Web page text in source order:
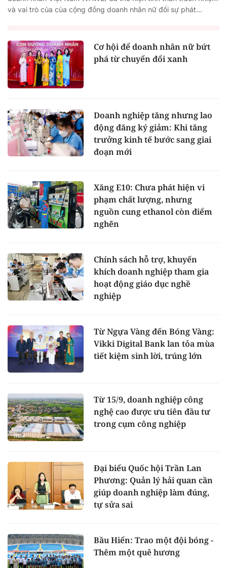
và vai trò của của cộng đồng doanh nhân nữ đối sự phát...
Cơ hội để doanh nhân nữ bứt
phá từ chuyển đổi xanh
Doanh nghiệp tăng nhưng lao
động đăng ký giảm: Khi tăng
trưởng kinh tế bước sang giai
đoạn mới
Xăng E10: Chưa phát hiện vi
phạm chất lượng, nhưng
nguồn cung ethanol còn điểm
nghẽn
Chính sách hỗ trợ, khuyến
khích doanh nghiệp tham gia
hoạt động giáo dục nghề
nghiệp
Từ Ngựa Vàng đến Bóng Vàng:
Vikki Digital Bank lan tỏa mùa
tiết kiệm sinh lời, trúng lớn
Từ 15/9, doanh nghiệp công
nghệ cao được ưu tiên đầu tư
trong cụm công nghiệp
Đại biểu Quốc hội Trần Lan
Phương: Quản lý hải quan cần
giúp doanh nghiệp làm đúng,
tự sửa sai
Bầu Hiển: Trao một đội bóng -
Thêm một quê hương